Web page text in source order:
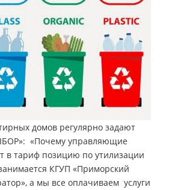
домов регулярно задают
«Почему управляющие
в тариф позицию по утилизации
КГУП «Приморский
а мы все оплачиваем услуги